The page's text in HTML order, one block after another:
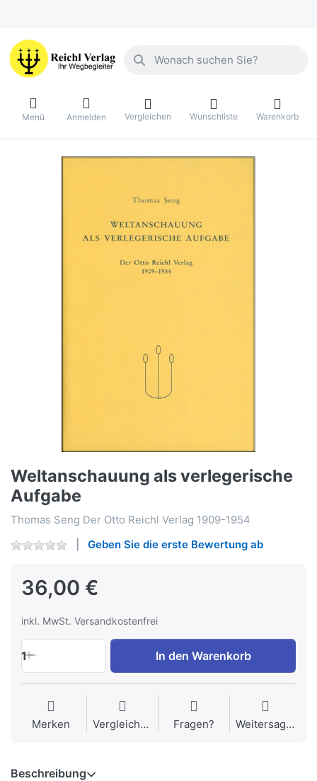
Geben Sie einen Suchbegriff ein.
Menü Anmelden Vergleichen Wunschliste Warenkorb
Weltanschauung als verlegerische
Aufgabe
Thomas Seng Der Otto Reichl Verlag 1909-1954
Geben Sie die erste Bewertung ab
36,00 €
inkl. MwSt. Versandkostenfrei
1 In den Warenkorb
Merken Vergleichen Fragen? Weitersagen
Beschreibung